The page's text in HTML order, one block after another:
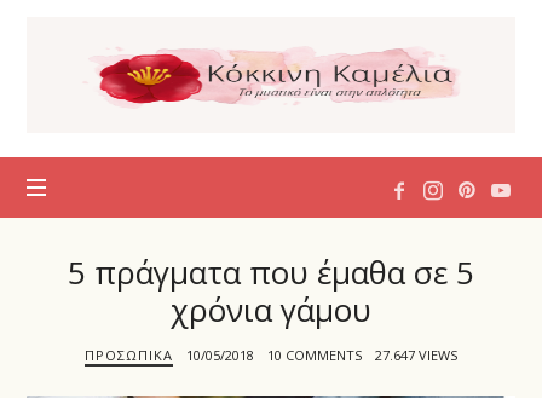
Κόκκινη
Καμέλια
5 πράγματα που έμαθα σε 5
χρόνια γάμου
ΠΡΟΣΩΠΙΚΆ 10/05/2018 10 COMMENTS 27.647 VIEWS